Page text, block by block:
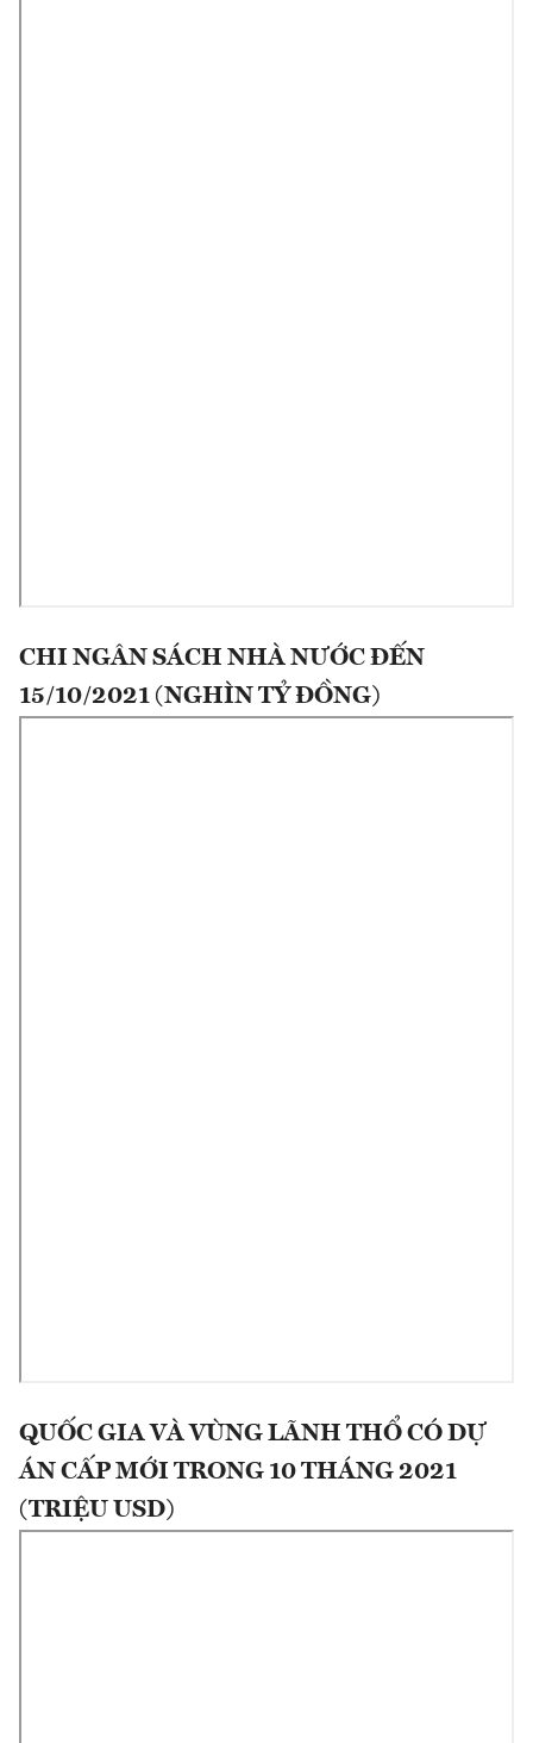
CHI NGÂN SÁCH NHÀ NƯỚC ĐẾN
15/10/2021 (NGHÌN TỶ ĐỒNG)
QUỐC GIA VÀ VÙNG LÃNH THỔ CÓ DỰ
ÁN CẤP MỚI TRONG 10 THÁNG 2021
(TRIỆU USD)